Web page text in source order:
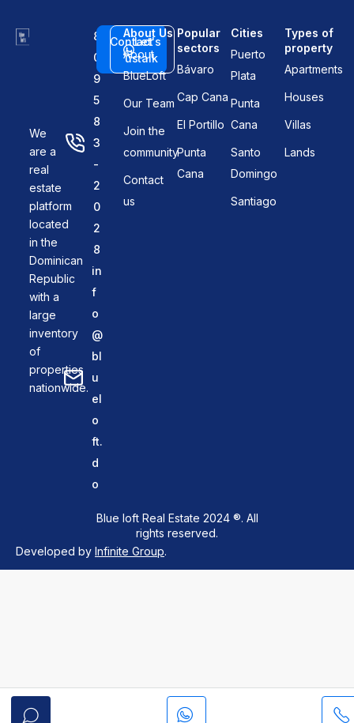
We
are a
real
estate
platform
located
in the
Dominican
Republic
with a
large
inventory
of
properties
nationwide.
8
0
9
5
8
3
-
2
0
2
8
in
f
o
@
bl
u
el
o
ft.
d
o
Contact
us
Let's
talk
About Us
About
BlueLoft
Our Team
Join the
community
Contact
us
Popular
sectors
Bávaro
Cap Cana
El Portillo
Punta
Cana
Cities
Puerto
Plata
Punta
Cana
Santo
Domingo
Santiago
Types of
property
Apartments
Houses
Villas
Lands
Blue loft Real Estate 2024 ®. All
rights reserved.
Developed by Infinite Group.